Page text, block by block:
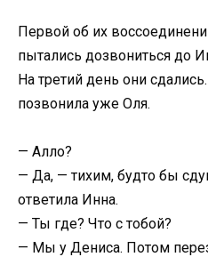
Первой об их
пытались дозвониться до
На третий день они
позвонила уже Оля.
— Алло?
— Да, — тихим, будто бы
ответила Инна.
— Ты где? Что с тобой?
— Мы у Дениса. Потом